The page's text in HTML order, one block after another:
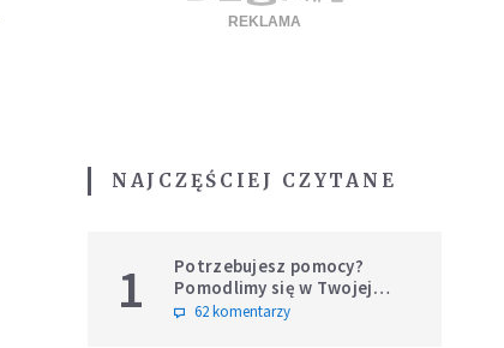
NAJCZĘŚCIEJ CZYTANE
1
Potrzebujesz pomocy?
Pomodlimy się w Twojej
intencji
62 komentarzy